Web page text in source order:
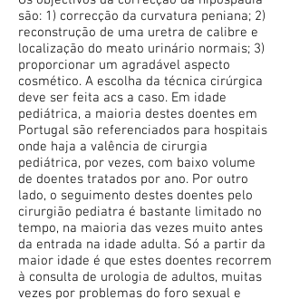
são: 1) correcção da curvatura peniana; 2)
reconstrução de uma uretra de calibre e
localização do meato urinário normais; 3)
proporcionar um agradável aspecto
cosmético. A escolha da técnica cirúrgica
deve ser feita acs a caso. Em idade
pediátrica, a maioria destes doentes em
Portugal são referenciados para hospitais
onde haja a valência de cirurgia
pediátrica, por vezes, com baixo volume
de doentes tratados por ano. Por outro
lado, o seguimento destes doentes pelo
cirurgião pediatra é bastante limitado no
tempo, na maioria das vezes muito antes
da entrada na idade adulta. Só a partir da
maior idade é que estes doentes recorrem
à consulta de urologia de adultos, muitas
vezes por problemas do foro sexual e